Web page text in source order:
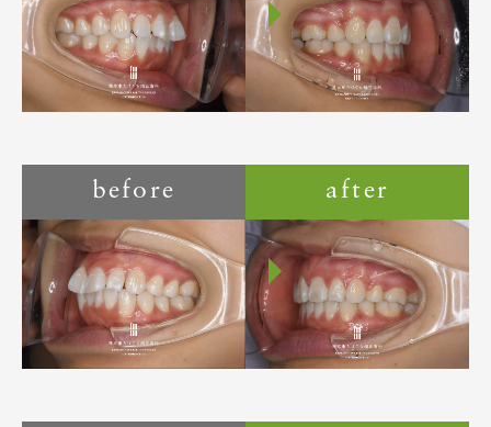
before after